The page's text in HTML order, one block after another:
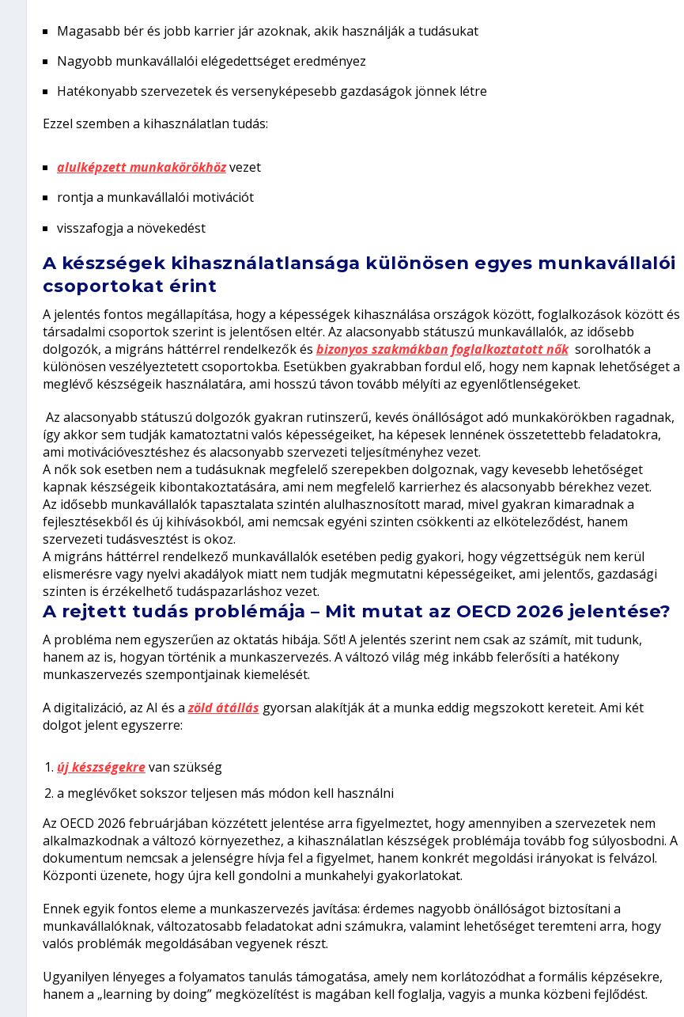
Magasabb bér és jobb karrier jár azoknak, akik használják a tudásukat
Nagyobb munkavállalói elégedettséget eredményez
Hatékonyabb szervezetek és versenyképesebb gazdaságok jönnek létre
Ezzel szemben a kihasználatlan tudás:
alulképzett munkakörökhözvezet
rontja a munkavállalói motivációt
visszafogja a növekedést
A készségek kihasználatlansága különösen egyes munkavállalói
csoportokat érint
A jelentés fontos megállapítása, hogy a képességek kihasználása országok között, foglalkozások között és
társadalmi csoportok szerint is jelentősen eltér. Az alacsonyabb státuszú munkavállalók, az idősebb
dolgozók, a migráns háttérrel rendelkezők és bizonyos szakmákban foglalkoztatott nőksorolhatók a
különösen veszélyeztetett csoportokba. Esetükben gyakrabban fordul elő, hogy nem kapnak lehetőséget a
meglévő készségeik használatára, ami hosszú távon tovább mélyíti az egyenlőtlenségeket.
Az alacsonyabb státuszú dolgozók gyakran rutinszerű, kevés önállóságot adó munkakörökben ragadnak,
így akkor sem tudják kamatoztatni valós képességeiket, ha képesek lennének összetettebb feladatokra,
ami motivációvesztéshez és alacsonyabb szervezeti teljesítményhez vezet.
A nők sok esetben nem a tudásuknak megfelelő szerepekben dolgoznak, vagy kevesebb lehetőséget
kapnak készségeik kibontakoztatására, ami nem megfelelő karrierhez és alacsonyabb bérekhez vezet.
Az idősebb munkavállalók tapasztalata szintén alulhasznosított marad, mivel gyakran kimaradnak a
fejlesztésekből és új kihívásokból, ami nemcsak egyéni szinten csökkenti az elköteleződést, hanem
szervezeti tudásvesztést is okoz.
A migráns háttérrel rendelkező munkavállalók esetében pedig gyakori, hogy végzettségük nem kerül
elismerésre vagy nyelvi akadályok miatt nem tudják megmutatni képességeiket, ami jelentős, gazdasági
szinten is érzékelhető tudáspazarláshoz vezet.
A rejtett tudás problémája – Mit mutat az OECD 2026 jelentése?
A probléma nem egyszerűen az oktatás hibája. Sőt! A jelentés szerint nem csak az számít, mit tudunk,
hanem az is, hogyan történik a munkaszervezés. A változó világ még inkább felerősíti a hatékony
munkaszervezés szempontjainak kiemelését.
A digitalizáció, az AI és azöld átállás gyorsan alakítják át a munka eddig megszokott kereteit. Ami két
dolgot jelent egyszerre:
új készségekrevan szükség
a meglévőket sokszor teljesen más módon kell használni
Az OECD 2026 februárjában közzétett jelentése arra figyelmeztet, hogy amennyiben a szervezetek nem
alkalmazkodnak a változó környezethez, a kihasználatlan készségek problémája tovább fog súlyosbodni. A
dokumentum nemcsak a jelenségre hívja fel a figyelmet, hanem konkrét megoldási irányokat is felvázol.
Központi üzenete, hogy újra kell gondolni a munkahelyi gyakorlatokat.
Ennek egyik fontos eleme a munkaszervezés javítása: érdemes nagyobb önállóságot biztosítani a
munkavállalóknak, változatosabb feladatokat adni számukra, valamint lehetőséget teremteni arra, hogy
valós problémák megoldásában vegyenek részt.
Ugyanilyen lényeges a folyamatos tanulás támogatása, amely nem korlátozódhat a formális képzésekre,
hanem a „learning by doing” megközelítést is magában kell foglalja, vagyis a munka közbeni fejlődést.